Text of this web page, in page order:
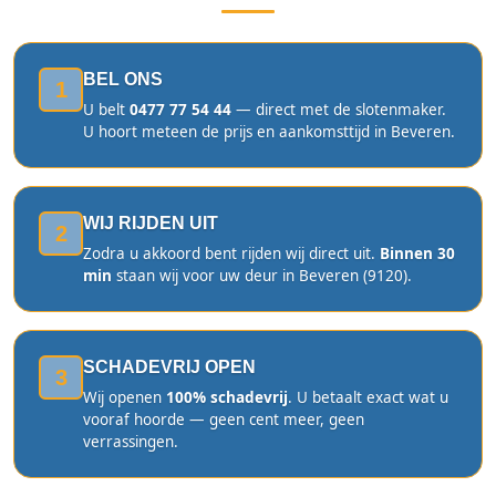
1 BEL ONS
U belt 0477 77 54 44 — direct met de slotenmaker.
U hoort meteen de prijs en aankomsttijd in Beveren.
2 WIJ RIJDEN UIT
Zodra u akkoord bent rijden wij direct uit. Binnen 30
min staan wij voor uw deur in Beveren (9120).
3 SCHADEVRIJ OPEN
Wij openen 100% schadevrij. U betaalt exact wat u
vooraf hoorde — geen cent meer, geen
verrassingen.